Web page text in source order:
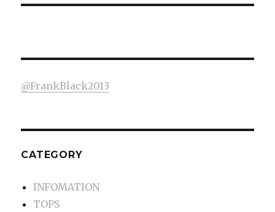
@FrankBlack2013
CATEGORY
INFOMATION
TOPS